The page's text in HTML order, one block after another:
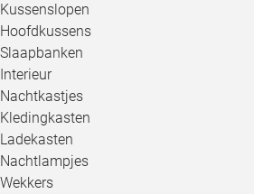
Kussenslopen
Hoofdkussens
Slaapbanken
Interieur
Nachtkastjes
Kledingkasten
Ladekasten
Nachtlampjes
Wekkers